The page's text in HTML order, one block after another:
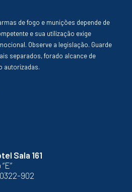
Sala 161
902
de fogo e munições depende de
e sua utilização exige
Observe a legislação. Guarde
separados, forado alcance de
autorizadas.